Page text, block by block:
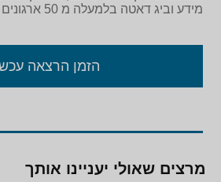
מידע וביג דאטה בלמעלה מ 50 ארגונים
הזמן הרצאה
מרצים שאולי יעניינו אותך